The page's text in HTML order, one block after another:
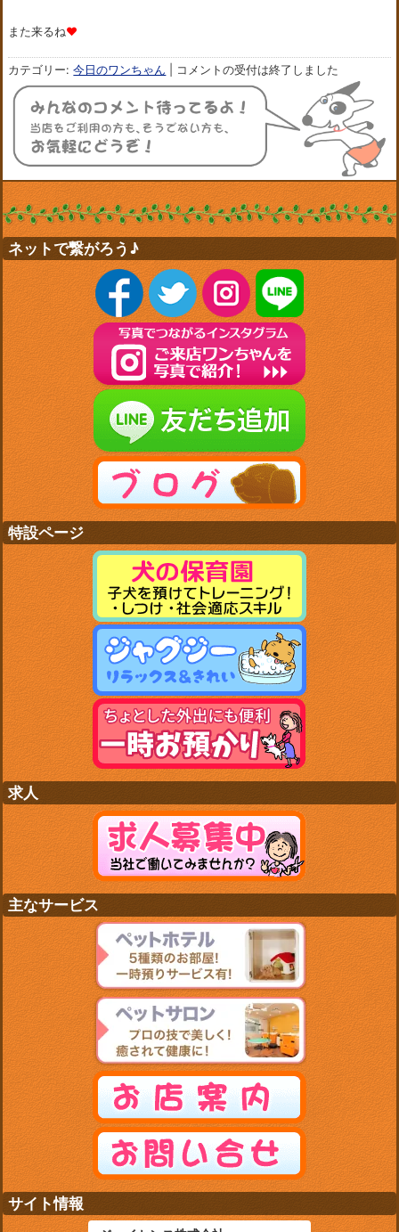
また来るね♥
カテゴリー:今日のワンちゃん コメントの受付は終了しました
ネットで繋がろう♪
特設ページ
求人
主なサービス
サイト情報